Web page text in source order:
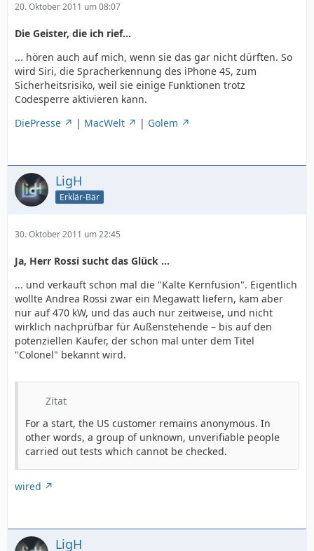
20. Oktober 2011 um 08:07
Die Geister, die ich rief...
... hören auch auf mich, wenn sie das gar nicht dürften. So
wird Siri, die Spracherkennung des iPhone 4S, zum
Sicherheitsrisiko, weil sie einige Funktionen trotz
Codesperre aktivieren kann.
DiePresse
| MacWelt | Golem
LigH
Erklär-Bär
30. Oktober 2011 um 22:45
Ja, Herr Rossi sucht das Glück ...
... und verkauft schon mal die "Kalte Kernfusion". Eigentlich
wollte Andrea Rossi zwar ein Megawatt liefern, kam aber
nur auf 470 kW, und das auch nur zeitweise, und nicht
wirklich nachprüfbar für Außenstehende – bis auf den
potenziellen Käufer, der schon mal unter dem Titel
"Colonel" bekannt wird.
Zitat
For a start, the US customer remains anonymous. In
other words, a group of unknown, unverifiable people
carried out tests which cannot be checked.
wired
LigH